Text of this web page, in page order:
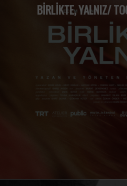
BİRLİKTE, YALNIZ/